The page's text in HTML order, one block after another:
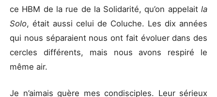
ce HBM de la rue de la Solidarité, qu’on appelait la
Solo, était aussi celui de Coluche. Les dix années
qui nous séparaient nous ont fait évoluer dans des
cercles différents, mais nous avons respiré le
même air.
Je n’aimais guère mes condisciples. Leur sérieux